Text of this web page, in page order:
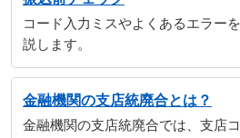
コード入力ミスやよくあるエラー
説します。
金融機関の支店統廃合とは？
金融機関の支店統廃合では、支店